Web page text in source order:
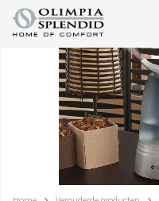
NEDERLANDSE
KLIMAATREGELING
VERWARMING